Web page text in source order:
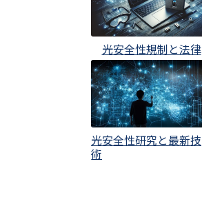
光安全性規制と法律
光安全性研究と最新技
術